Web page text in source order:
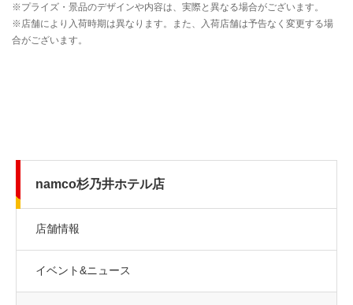
namco杉乃井ホテル店
店舗情報
イベント&ニュース